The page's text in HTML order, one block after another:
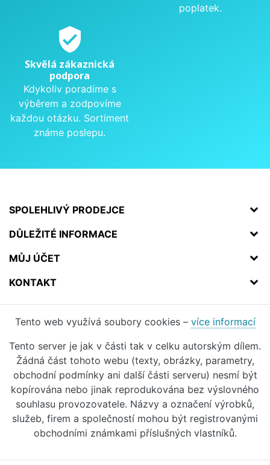
poplatek.
verified_user
Skvělá zákaznická
podpora
Kdykoliv poradíme s
výběrem a zodpovíme
každou otázku. Sortiment
známe poslepu.
SPOLEHLIVÝ PRODEJCE
DŮLEŽITÉ INFORMACE
MŮJ ÚČET
KONTAKT
Tento web využívá soubory cookies – více informací
Tento server je jak v části tak v celku autorským dílem.
Žádná část tohoto webu (texty, obrázky, parametry,
obchodní podmínky ani další části serveru) nesmí být
kopírována nebo jinak reprodukována bez výslovného
souhlasu provozovatele. Názvy a označení výrobků,
služeb, firem a společností mohou být registrovanými
obchodními známkami příslušných vlastníků.